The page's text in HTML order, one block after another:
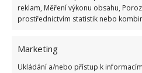
reklam, Měření výkonu obsahu,
prostřednictvím statistik nebo
Marketing
Ukládání a/nebo přístup k
altánku zahradní
vytvořit příjemné místo k
Obrázky: noitakka, pixabay